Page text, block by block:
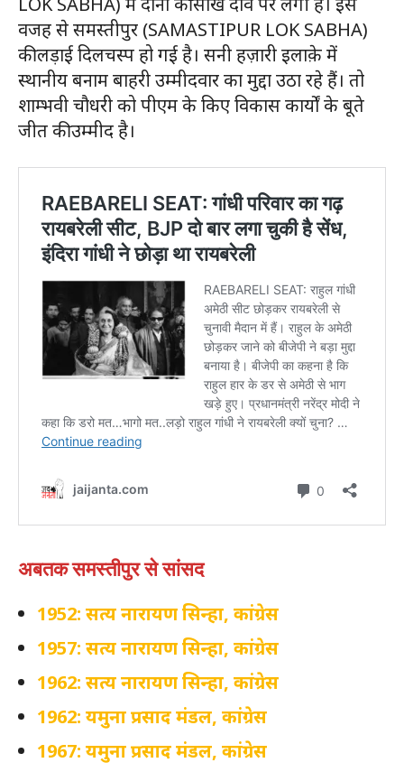
वजह से समस्तीपुर (SAMASTIPUR LOK SABHA)
की लड़ाई दिलचस्प हो गई है। सनी हज़ारी इलाक़े में
स्थानीय बनाम बाहरी उम्मीदवार का मुद्दा उठा रहे हैं। तो
शाम्भवी चौधरी को पीएम के किए विकास कार्यों के बूते
जीत की उम्मीद है।
अबतक समस्तीपुर से सांसद
1952: सत्य नारायण सिन्हा, कांग्रेस
1957: सत्य नारायण सिन्हा, कांग्रेस
1962: सत्य नारायण सिन्हा, कांग्रेस
1962: यमुना प्रसाद मंडल, कांग्रेस
1967: यमुना प्रसाद मंडल, कांग्रेस